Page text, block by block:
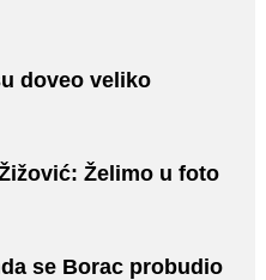
doveo veliko
Želimo u foto
se Borac probudio